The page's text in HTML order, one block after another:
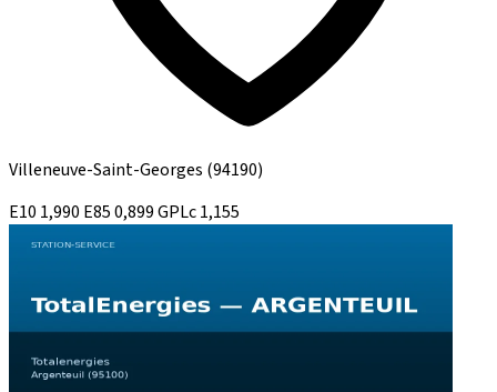
Villeneuve-Saint-Georges (94190)
E10 1,990 E850,899GPLc1,155